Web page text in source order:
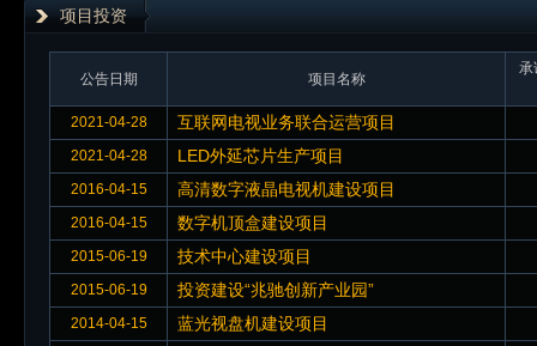
项目投资
公告日期 项目名称
承
2021-04-28 互联网电视业务联合运营项目
2021-04-28 LED外延芯片生产项目
2016-04-15 高清数字液晶电视机建设项目
2016-04-15 数字机顶盒建设项目
2015-06-19 技术中心建设项目
2015-06-19 投资建设“兆驰创新产业园”
2014-04-15 蓝光视盘机建设项目